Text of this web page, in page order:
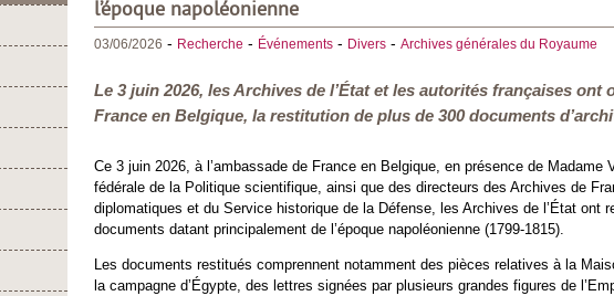
l’époque napoléonienne
03/06/2026 - Recherche - Événements - Divers - Archives générales du Royaume
Le 3 juin 2026, les Archives de l’État et les autorités françaises ont
France en Belgique, la restitution de plus de 300 documents
Ce 3 juin 2026, à l’ambassade de France en Belgique, en présence de Madame
fédérale de la Politique scientifique, ainsi que des directeurs des Archives de
diplomatiques et du Service historique de la Défense, les Archives de l’État ont
documents datant principalement de l’époque napoléonienne (1799-1815).
Les documents restitués comprennent notamment des pièces relatives à la
la campagne d’Égypte, des lettres signées par plusieurs grandes figures de